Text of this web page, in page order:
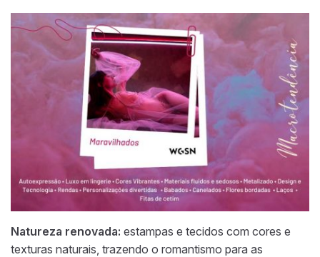
Natureza renovada: estampas e tecidos com cores e
texturas naturais, trazendo o romantismo para as